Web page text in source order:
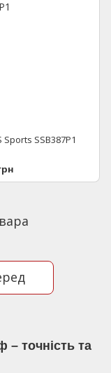
Sports SSB387P1
– точність та